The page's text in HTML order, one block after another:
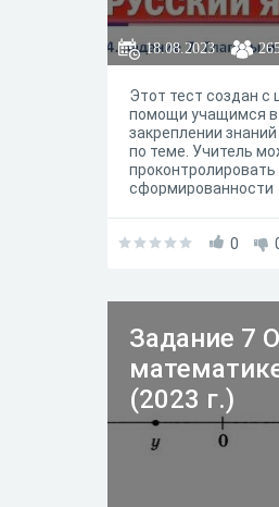
18.08.2023
Этот тест создан с
помощи учащимся в
закреплении
по теме. Учитель
проконтролировать
сформированности
0
Задание 7
(2023 г.)